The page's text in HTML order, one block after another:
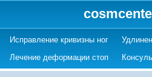
Исправление кривизны ног(Opens a
Лечение деформации стоп(Opens a